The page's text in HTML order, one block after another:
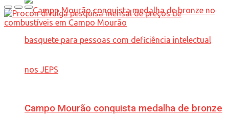
Campo Mourão conquista medalha de bronze